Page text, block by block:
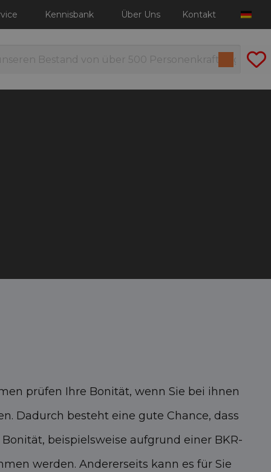
Kennisbank Über Uns Kontakt
prüfen Ihre Bonität, wenn Sie bei ihnen
Dadurch besteht eine gute Chance, dass
beispielsweise aufgrund einer BKR-
werden. Andererseits kann es für Sie